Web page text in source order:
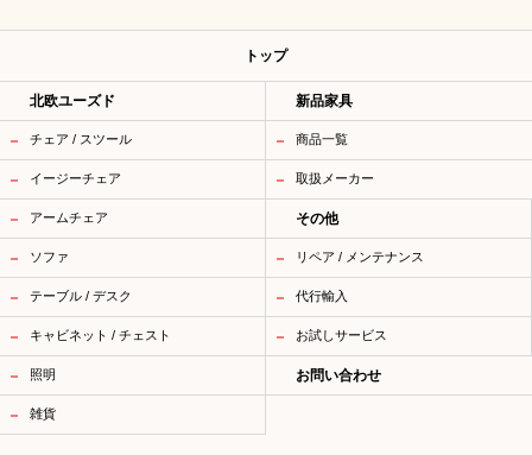
トップ
北欧ユーズド
チェア / スツール
イージーチェア
アームチェア
ソファ
テーブル / デスク
キャビネット / チェスト
照明
雑貨
新品家具
商品一覧
取扱メーカー
その他
リペア / メンテナンス
代行輸入
お試しサービス
お問い合わせ